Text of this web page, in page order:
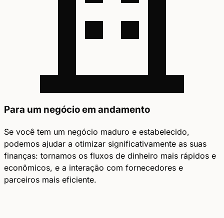
Para um negócio em andamento
Se você tem um negócio maduro e estabelecido,
podemos ajudar a otimizar significativamente as suas
finanças: tornamos os fluxos de dinheiro mais rápidos e
econômicos, e a interação com fornecedores e
parceiros mais eficiente.